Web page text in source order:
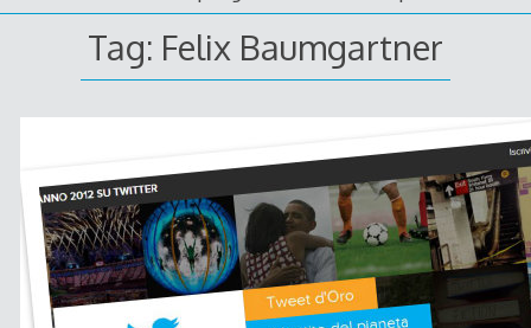
Tag: Felix Baumgartner